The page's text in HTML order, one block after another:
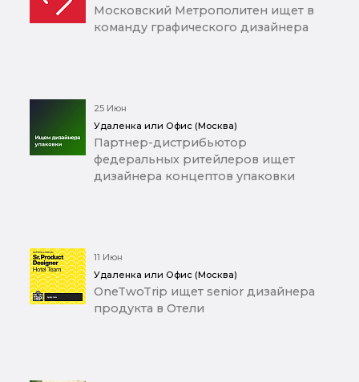
Московский Метрополитен ищет в
команду графического дизайнера
25 Июн
Удаленка или Офис (Москва)
Партнер-дистрибьютор
федеральных ритейлеров ищет
дизайнера концептов упаковки
11 Июн
Удаленка или Офис (Москва)
OneTwoTrip ищет senior дизайнера
продукта в Отели